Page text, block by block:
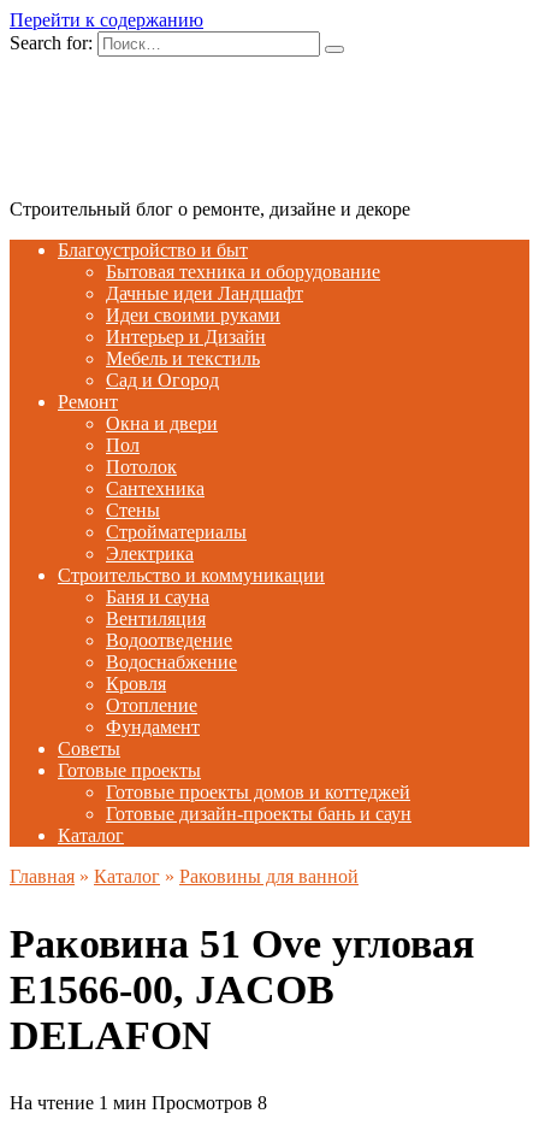
Перейти к содержанию
Search for:
Строительный блог о ремонте, дизайне и декоре
Благоустройство и быт
Бытовая техника и оборудование
Дачные идеи Ландшафт
Идеи своими руками
Интерьер и Дизайн
Мебель и текстиль
Сад и Огород
Ремонт
Окна и двери
Пол
Потолок
Сантехника
Стены
Стройматериалы
Электрика
Строительство и коммуникации
Баня и сауна
Вентиляция
Водоотведение
Водоснабжение
Кровля
Отопление
Фундамент
Советы
Готовые проекты
Готовые проекты домов и коттеджей
Готовые дизайн-проекты бань и саун
Каталог
Главная » Каталог » Раковины для ванной
Раковина 51 Ove угловая
E1566-00, JACOB
DELAFON
На чтение 1 мин Просмотров 8